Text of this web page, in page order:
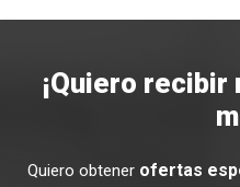
¡Quiero recibir
Quiero obtener ofertas